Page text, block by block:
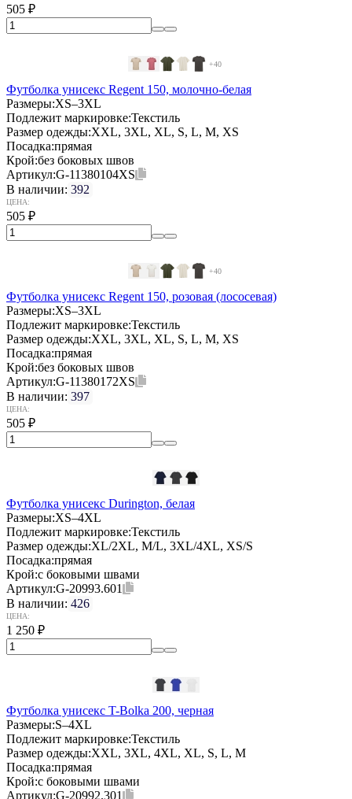
505 ₽
+40
Футболка унисекс Regent 150, молочно-белая
Размеры:XS–3XL
Подлежит маркировке:Текстиль
Размер одежды:XXL, 3XL, XL, S, L, M, XS
Посадка:прямая
Крой:без боковых швов
Артикул:G-11380104XS
В наличии: 392
ЦЕНА:
505 ₽
+40
Футболка унисекс Regent 150, розовая (лососевая)
Размеры:XS–3XL
Подлежит маркировке:Текстиль
Размер одежды:XXL, 3XL, XL, S, L, M, XS
Посадка:прямая
Крой:без боковых швов
Артикул:G-11380172XS
В наличии: 397
ЦЕНА:
505 ₽
Футболка унисекс Durington, белая
Размеры:XS–4XL
Подлежит маркировке:Текстиль
Размер одежды:XL/2XL, M/L, 3XL/4XL, XS/S
Посадка:прямая
Крой:с боковыми швами
Артикул:G-20993.601
В наличии: 426
ЦЕНА:
1 250 ₽
Футболка унисекс T-Bolka 200, черная
Размеры:S–4XL
Подлежит маркировке:Текстиль
Размер одежды:XXL, 3XL, 4XL, XL, S, L, M
Посадка:прямая
Крой:с боковыми швами
Артикул:G-20992.301